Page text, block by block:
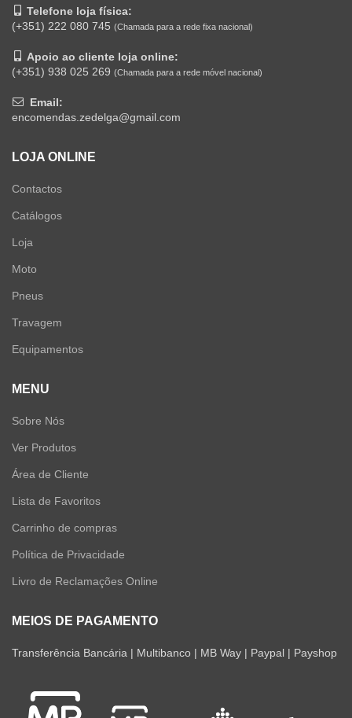
Telefone loja física:
(+351) 222 080 745 (Chamada para a rede fixa nacional)
Apoio ao cliente loja online:
(+351) 938 025 269 (Chamada para a rede móvel nacional)
Email:
encomendas.zedelga@gmail.com
LOJA ONLINE
Contactos
Catálogos
Loja
Moto
Pneus
Travagem
Equipamentos
MENU
Sobre Nós
Ver Produtos
Área de Cliente
Lista de Favoritos
Carrinho de compras
Política de Privacidade
Livro de Reclamações Online
MEIOS DE PAGAMENTO
Transferência Bancária | Multibanco | MB Way | Paypal | Payshop